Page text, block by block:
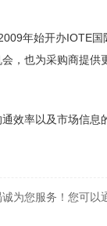
年始开办IOTE
，也为采购商提供
效率以及市场信
为您服务！您可